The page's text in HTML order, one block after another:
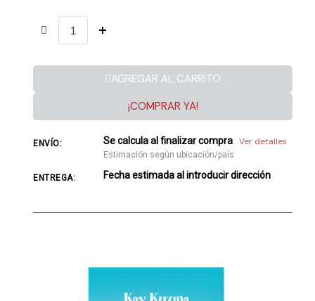
AGREGAR AL CARRITO
¡COMPRAR YA!
ENVÍO: Se calcula al finalizar compra Ver detalles
Estimación según ubicación/país
ENTREGA: Fecha estimada al introducir dirección